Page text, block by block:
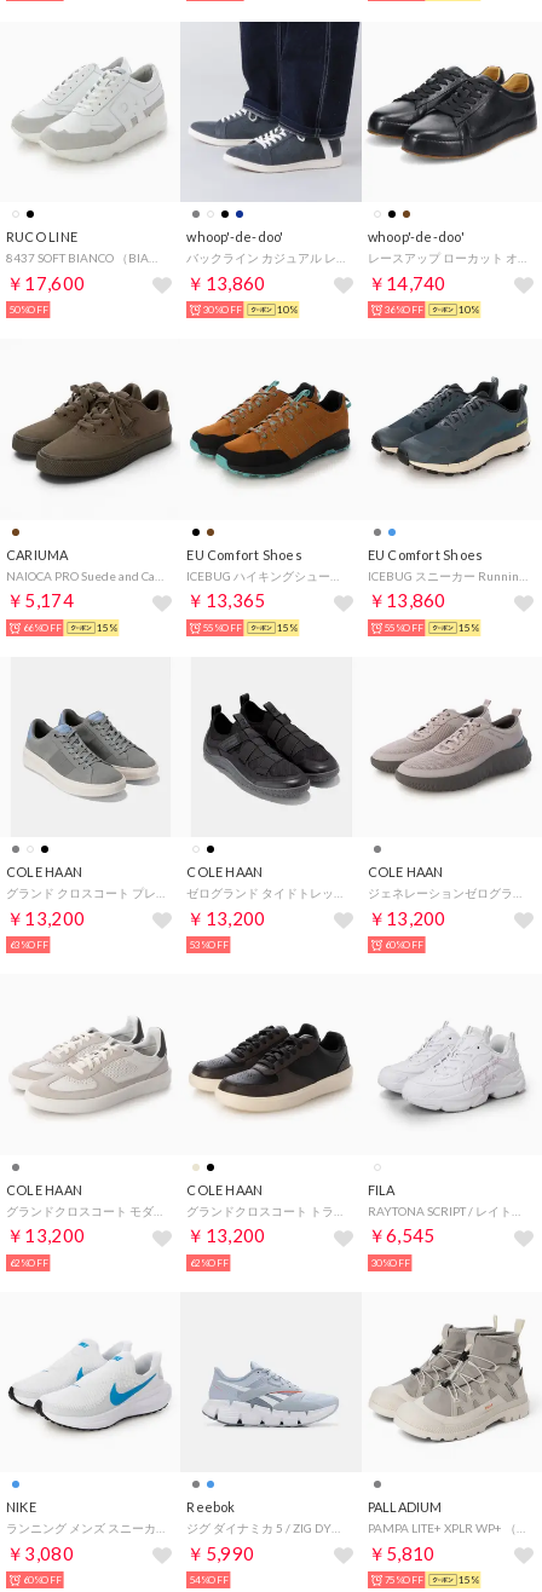
RUCO LINE
￥17,600
50%OFF
whoop'-de-doo'
￥13,860
30%OFF 10%
whoop'-de-doo'
￥14,740
36%OFF 10%
CARIUMA
￥5,174
66%OFF 15%
EU Comfort Shoes
￥13,365
55%OFF 15%
EU Comfort Shoes
￥13,860
55%OFF 15%
COLE HAAN
￥13,200
63%OFF
COLE HAAN
￥13,200
53%OFF
COLE HAAN
￥13,200
60%OFF
COLE HAAN
￥13,200
62%OFF
COLE HAAN
￥13,200
62%OFF
FILA
￥6,545
30%OFF
NIKE
￥3,080
60%OFF
Reebok
￥5,990
54%OFF
PALLADIUM
￥5,810
75%OFF 15%